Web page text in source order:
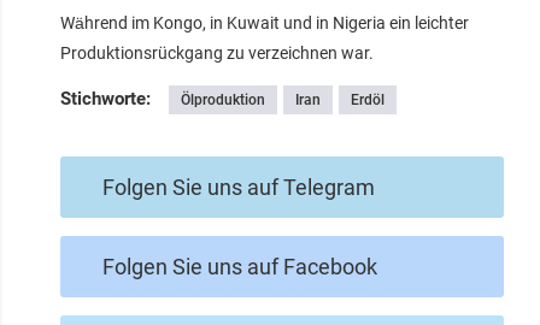
Während im Kongo, in Kuwait und in Nigeria ein leichter
Produktionsrückgang zu verzeichnen war.
Stichworte: Ölproduktion Iran Erdöl
Folgen Sie uns auf Telegram
Folgen Sie uns auf Facebook